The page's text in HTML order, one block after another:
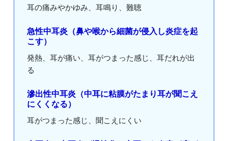
耳の痛みやかゆみ、耳鳴り、難聴
急性中耳炎（鼻や喉から細菌が侵入し炎症を起
こす）
発熱、耳が痛い、耳がつまった感じ、耳だれが出
る
滲出性中耳炎（中耳に粘膜がたまり耳が聞こえ
にくくなる）
耳がつまった感じ、聞こえにくい